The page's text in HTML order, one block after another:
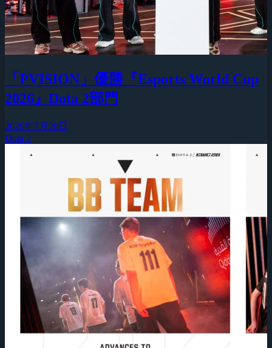
「PVISION」優勝『Esports World Cup
2026』Dota 2部門
2026年7月20日
Dota 2